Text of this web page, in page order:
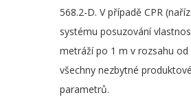
568.2-D. V případě CPR
systému posuzování
metráží po 1 m v rozsahu
všechny nezbytné
parametrů.